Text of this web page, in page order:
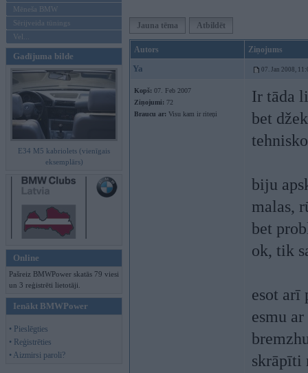
Mēneša BMW
Sērijveida tūnings
Vel...
Gadījuma bilde
E34 M5 kabriolets (vienīgais
eksemplārs)
Online
Pašreiz BMWPower skatās 79 viesi
un 3 reģistrēti lietotāji.
Ienākt BMWPower
• Pieslēgties
• Reģistrēties
• Aizmirsi paroli?
Jauna tēma Atbildēt
Autors Ziņojums
Ya 07. Jan 2008,
Kopš: 07. Feb 2007
Ziņojumi: 72
Braucu ar: Visu kam ir riteņi
Ir tāda
bet
tehnisko
biju
malas,
bet
ok, tik
esot arī
esmu
skrāpīti